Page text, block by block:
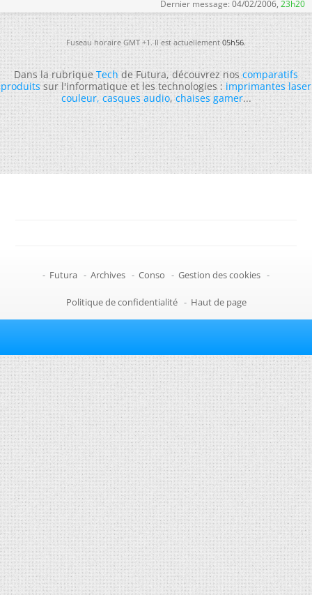
Dernier message: 04/02/2006, 23h20
Fuseau horaire GMT +1. Il est actuellement05h56.
Dans la rubriqueTechde Futura, découvrez noscomparatifs
produitssur l'informatique et les technologies :imprimantes laser
couleur,casques audio,chaises gamer...
- Futura - Archives - Conso - Gestion des cookies -
Politique de confidentialité - Haut de page